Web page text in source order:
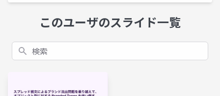
このユーザのスライド一覧
検索